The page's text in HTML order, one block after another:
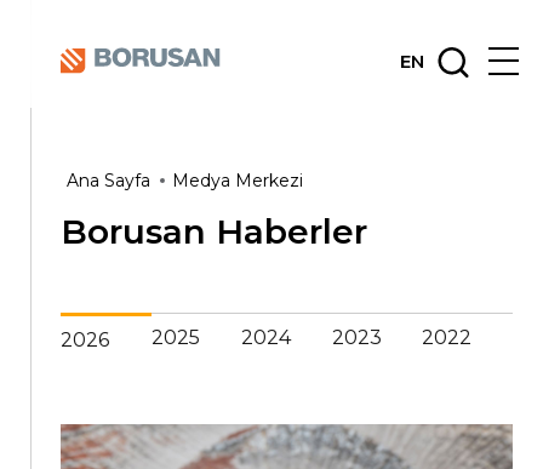
EN
Ana Sayfa Medya Merkezi
Borusan Haberler
2026 2025 2024 2023 2022